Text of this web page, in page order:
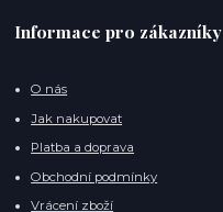
Informace pro zákazníky
O nás
Jak nakupovat
Platba a doprava
Obchodní podmínky
Vrácení zboží